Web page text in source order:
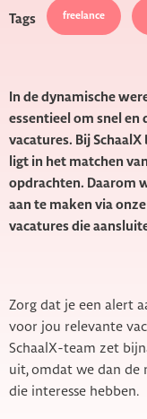
Tags freelance
In de dynamische
essentieel om snel
vacatures. Bij
ligt in het matchen
opdrachten. Daarom
aan te maken via
vacatures die
Zorg dat je een alert
voor jou relevante
SchaalX-team zet
uit, omdat we dan de
die interesse hebben.